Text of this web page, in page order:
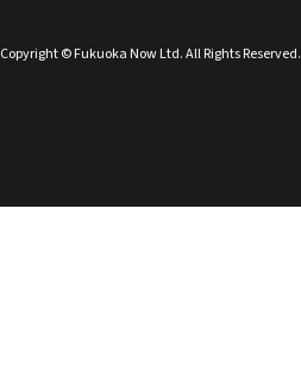
Copyright © Fukuoka Now Ltd. All Rights Reserved.